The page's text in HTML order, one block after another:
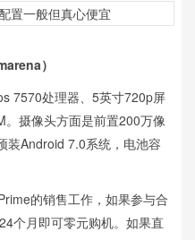
）
7570处理器、5英寸720p屏
摄像头方面是前置200万像
装Android 7.0系统，电池容
的销售工作，如果参与合
个月即可零元购机。如果直